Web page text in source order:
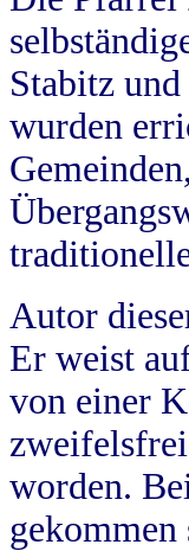
Stabitz
wurden
Autor
Er weist
von einer
worden.